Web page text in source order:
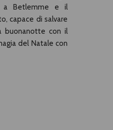
a Betlemme e il
capace di salvare
buonanotte con il
del Natale con